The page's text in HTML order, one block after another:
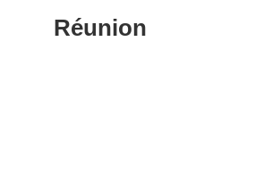
Réunion